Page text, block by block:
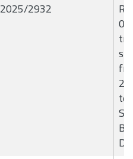
2025/2932